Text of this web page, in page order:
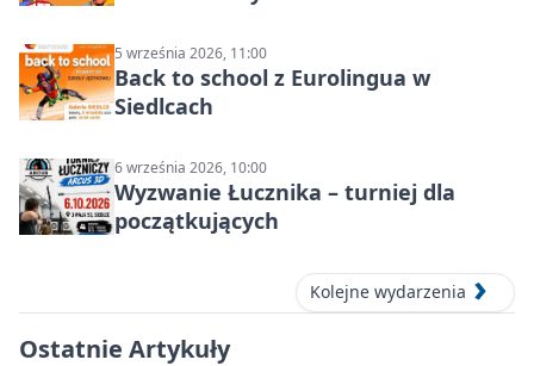
5 września 2026, 11:00
Back to school z Eurolingua w
Siedlcach
6 września 2026, 10:00
Wyzwanie Łucznika – turniej dla
początkujących
Kolejne wydarzenia
Ostatnie Artykuły